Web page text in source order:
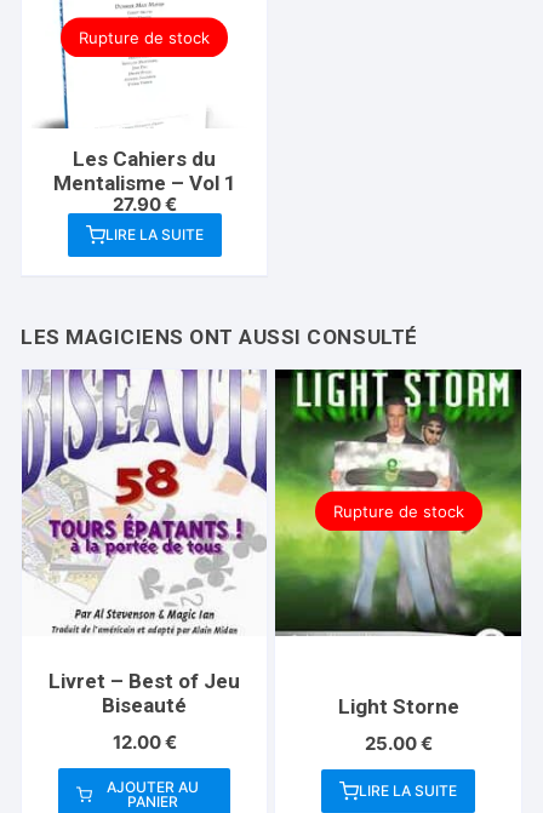
Rupture de stock
Les Cahiers du
Mentalisme – Vol 1
27.90€
LIRE LA SUITE
Livret – Best of Jeu
Biseauté
12.00€
AJOUTER AU
PANIER
Rupture de stock
Light Storne
25.00€
LIRE LA SUITE